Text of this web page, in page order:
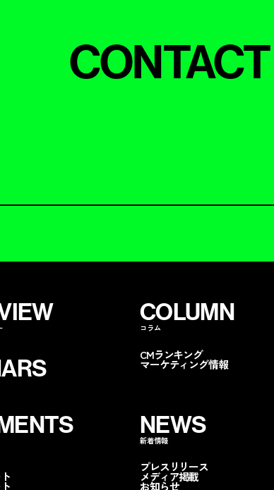
CONTACT
無料コストカット
COLUMN
コラム
CMランキング
マーケティング情報
NEWS
新着情報
プレスリリース
メディア掲載
お知らせ